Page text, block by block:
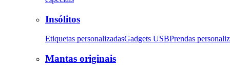
Insólitos
Etiquetas personalizadasGadgets USBPrendas
Mantas originais